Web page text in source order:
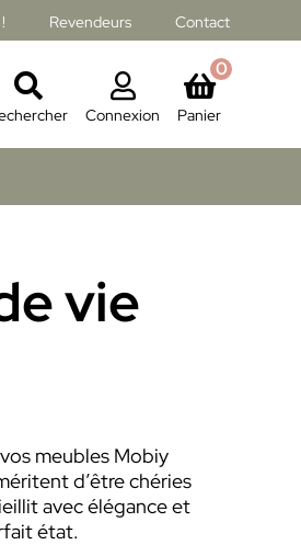
Revendeurs Contact
Connexion Panier
0
vie
meubles Mobiy
d’être chéries
avec élégance et
état.